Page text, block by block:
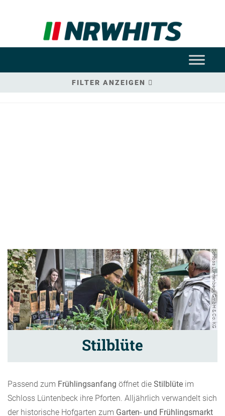
FILTER ANZEIGEN
Schloss Lüntenbeck GmbH & Co. KG
Stilblüte
Passend zum Frühlingsanfang öffnet die Stilblüte im
Schloss Lüntenbeck ihre Pforten. Alljährlich verwandelt sich
der historische Hofgarten zum Garten- und Frühlingsmarkt